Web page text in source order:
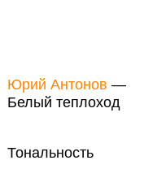
Юрий Антонов —
Белый теплоход
Тональность